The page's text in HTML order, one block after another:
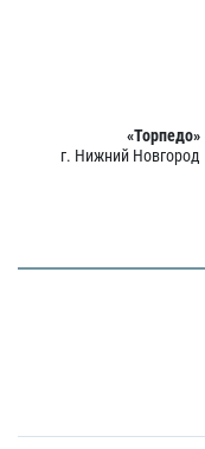
«Торпедо»
г. Нижний Новгород